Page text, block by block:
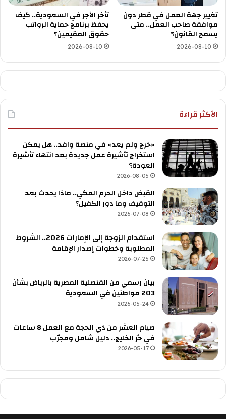
تغيير جهة العمل في قطر دون
موافقة صاحب العمل.. متى
يسمح القانون؟
2026-08-10
تأخر الأجر في السعودية.. كيف
يحفظ برنامج حماية الرواتب
حقوق المقيمين؟
2026-08-10
الأكثر قراءة
«خرج ولم يعد» في منصة وافد.. هل يمكن
استخراج تأشيرة عمل جديدة بعد انتهاء تأشيرة
العودة؟
2026-08-05
القبض داخل الحرم المكي.. ماذا يحدث بعد
التوقيف وما دور الكفيل؟
2026-07-08
استقدام الزوجة إلى الإمارات 2026.. الشروط
المطلوبة وخطوات إصدار الإقامة
2026-07-25
بيان رسمي من القنصلية المصرية بالرياض بشأن
203 مواطنين في السعودية
2026-05-24
صيام العشر من ذي الحجة مع العمل 8 ساعات
في حرّ الخليج.. دليل شامل ومجرّب
2026-05-17